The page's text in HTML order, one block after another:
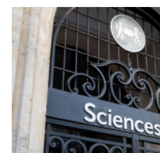
de
l’absence
de
reprise
du
travail
sans
Le
juge
des
référés
du
Conseil
d’État
ne
suspend